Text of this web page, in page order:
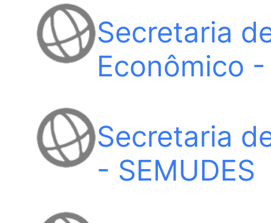
Secretaria
Econômico -
Secretaria
- SEMUDES